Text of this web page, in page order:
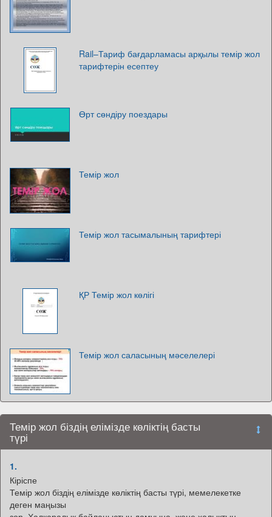
Rail–Тариф бағдарламасы арқылы темір жол
тарифтерін есептеу
Өрт сөндіру поездары
Темір жол
Темір жол тасымалының тарифтері
ҚР Темір жол көлігі
Темір жол саласының мәселелері
Темір жол біздің елімізде көліктің басты
түрі
1.
Кіріспе
Темір жол біздің елімізде көліктің басты түрі, мемелекетке
деген маңызы